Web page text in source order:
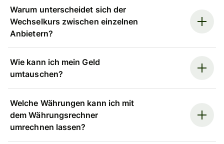
Warum unterscheidet sich der
Wechselkurs zwischen einzelnen
Anbietern?
Wie kann ich mein Geld
umtauschen?
Welche Währungen kann ich mit
dem Währungsrechner
umrechnen lassen?